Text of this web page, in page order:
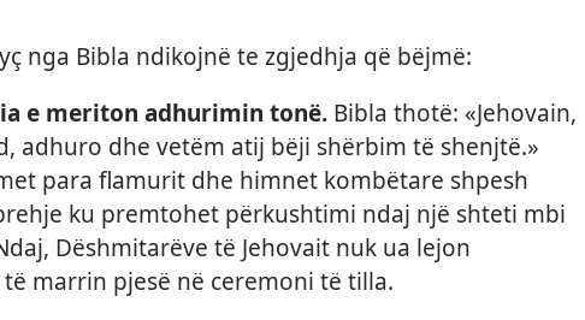
nga Bibla ndikojnë te zgjedhja që bëjmë:
e meriton adhurimin tonë.Bibla thotë: «Jehovain,
adhuro dhe vetëm atij bëji shërbim të shenjtë.»
para flamurit dhe himnet kombëtare shpesh
ku premtohet përkushtimi ndaj një shteti mbi
Dëshmitarëve të Jehovait nuk ua lejon
marrin pjesë në ceremoni të tilla.